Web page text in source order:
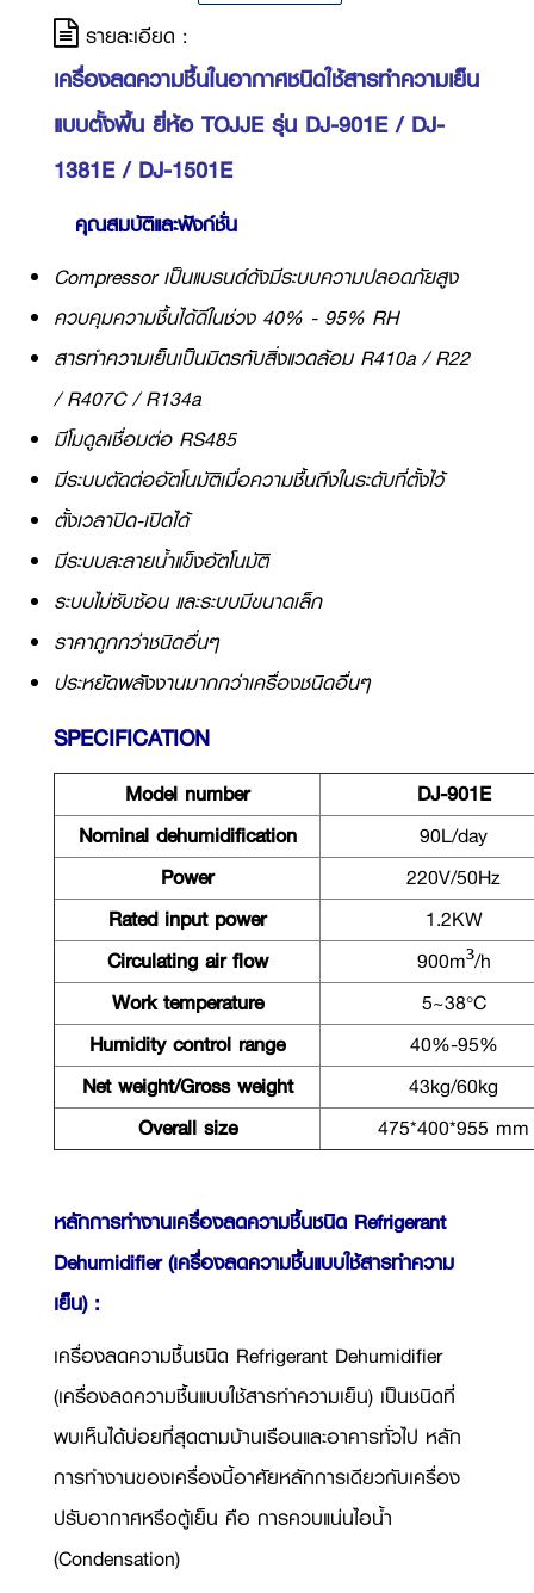
รายละเอียด :
เครื่องลดความชื้นในอากาศชนิดใช้สารทำความเย็น
แบบตั้งพื้น ยี่ห้อ TOJJE รุ่น DJ-901E / DJ-
1381E / DJ-1501E
คุณสมบัติและฟังก์ชั่น
Compressor เป็นแบรนด์ดังมีระบบความปลอดภัยสูง
ควบคุมความชื้นได้ดีในช่วง 40% - 95% RH
สารทำความเย็นเป็นมิตรกับสิ่งแวดล้อม R410a / R22
/ R407C / R134a
มีโมดูลเชื่อมต่อ RS485
มีระบบตัดต่ออัตโนมัติเมื่อความชื้นถึงในระดับที่ตั้งไว้
ตั้งเวลาปิด-เปิดได้
มีระบบละลายน้ำแข็งอัตโนมัติ
ระบบไม่ซับซ้อน และระบบมีขนาดเล็ก
ราคาถูกกว่าชนิดอื่นๆ
ประหยัดพลังงานมากกว่าเครื่องชนิดอื่นๆ
SPECIFICATION
Model number
DJ-901E
Nominal dehumidification
90L/day
Power
220V/50Hz
Rated input power
1.2KW
Circulating air flow
900m³/h
Work temperature
5~38°C
Humidity control range
40%-95%
Net weight/Gross weight
43kg/60kg
Overall size
475*400*955 mm
หลักการทำงานเครื่องลดความชื้นชนิด Refrigerant
Dehumidifier (เครื่องลดความชื้นแบบใช้สารทำความ
เย็น) :
เครื่องลดความชื้นชนิด Refrigerant Dehumidifier
(เครื่องลดความชื้นแบบใช้สารทำความเย็น) เป็นชนิดที่
พบเห็นได้บ่อยที่สุดตามบ้านเรือนและอาคารทั่วไป หลัก
การทำงานของเครื่องนี้อาศัยหลักการเดียวกับเครื่อง
ปรับอากาศหรือตู้เย็น คือ การควบแน่นไอน้ำ
(Condensation)